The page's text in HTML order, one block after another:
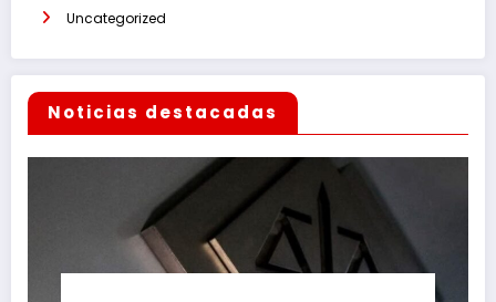
Uncategorized
Noticias destacadas